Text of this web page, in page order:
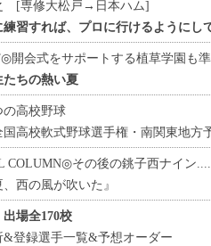
[専修大松戸→日本ハム]
練習すれば、プロに行けるように
開会式をサポートする植草学園も
たちの熱い夏
の高校野球
国高校軟式野球選手権・南関東地方
COLUMN◎その後の銚子西ナイン
、西の風が吹いた』
場全170校
&登録選手一覧&予想オーダー